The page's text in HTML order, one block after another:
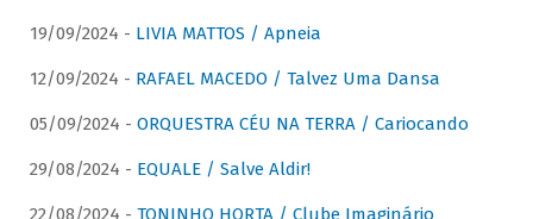
19/09/2024 - LIVIA MATTOS / Apneia
12/09/2024 - RAFAEL MACEDO / Talvez Uma Dansa
05/09/2024 - ORQUESTRA CÉU NA TERRA / Cariocando
29/08/2024 - EQUALE / Salve Aldir!